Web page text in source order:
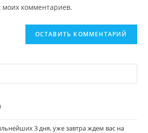
комментариев.
3 дня, уже завтра ждем вас на